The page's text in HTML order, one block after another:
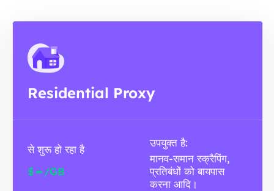
Residential Proxy
से शुरू हो रहा है
$- /GB
उपयुक्त है:
मानव-समान स्क्रैपिंग,
प्रतिबंधों को बायपास
करना आदि।